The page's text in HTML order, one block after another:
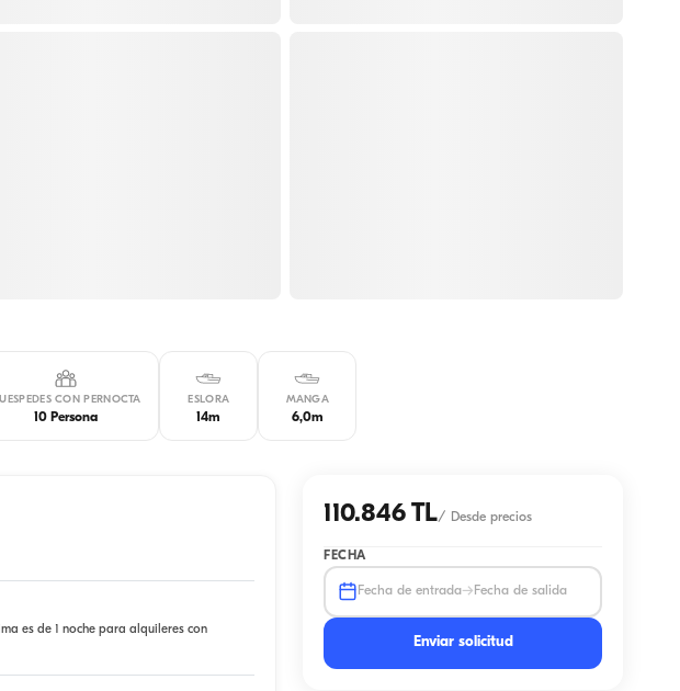
CON PERNOCTA
10 Persona
ESLORA
14m
MANGA
6,0m
es de 1 noche para alquileres con
110.846 TL/ Desde precios
FECHA
Fecha de entrada→ Fecha de salida
Enviar solicitud